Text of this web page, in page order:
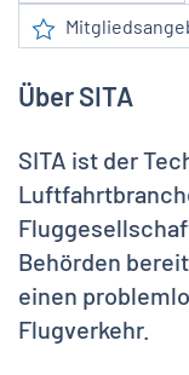
Über SITA
SITA ist der
Behörden
einen
Flugverkehr.